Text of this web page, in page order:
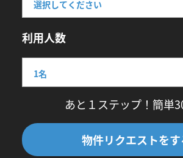
利用人数
あと１ステップ！簡単
物件リクエストをす